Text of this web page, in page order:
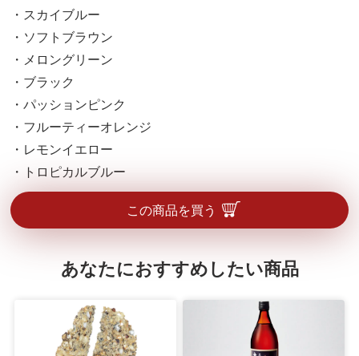
・スカイブルー
・ソフトブラウン
・メロングリーン
・ブラック
・パッションピンク
・フルーティーオレンジ
・レモンイエロー
・トロピカルブルー
この商品を買う
あなたにおすすめしたい商品